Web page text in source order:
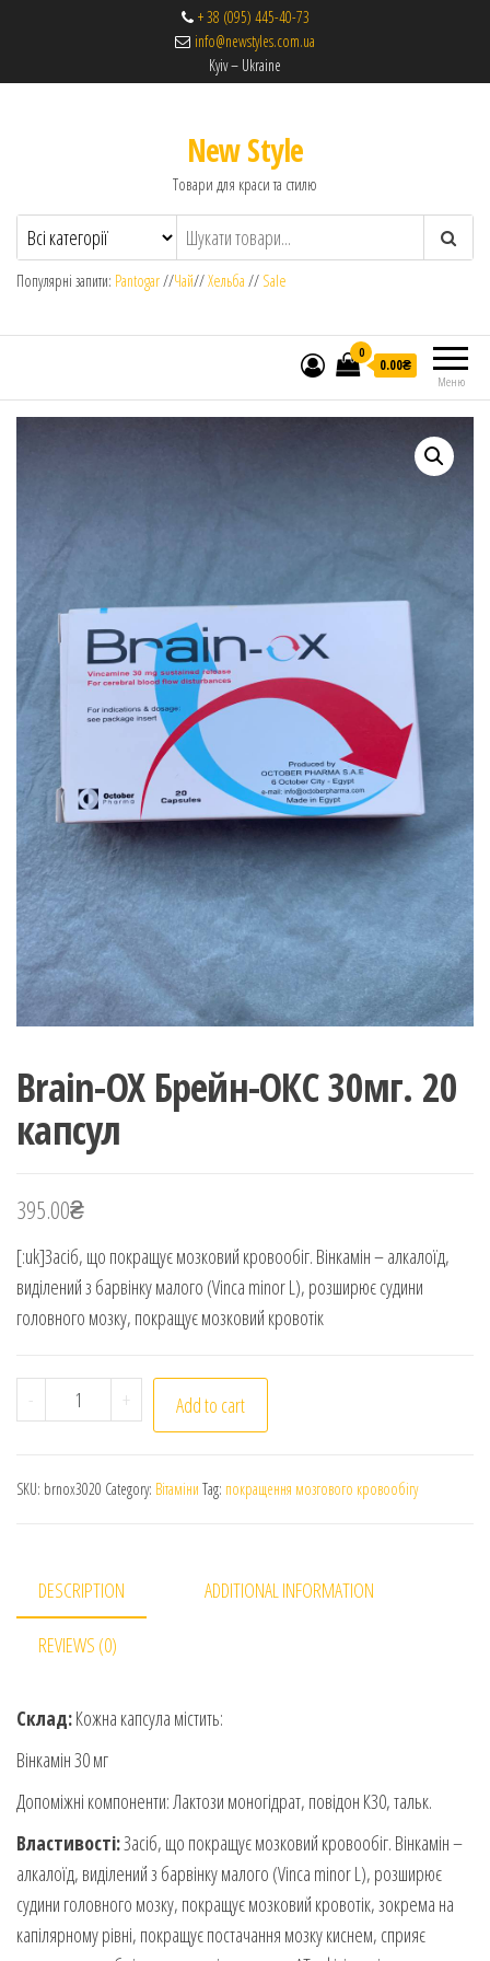
+ 38 (095) 445-40-73
info@newstyles.com.ua
Kyiv – Ukraine
New Style
Товари для краси та стилю
Популярні запити: Pantogar//Чай//Хельба // Sale
Меню
0
0.00₴
Brain-OX Брейн-ОКС 30мг. 20
капсул
395.00₴
[:uk]Засіб, що покращує мозковий кровообіг. Вінкамін – алкалоїд,
виділений з барвінку малого (Vinca minor L), розширює судини
головного мозку, покращує мозковий кровотік
- Brain-OX Брейн-ОКС 30мг. 20 капсул quantity
+ Add to cart
SKU: brnox3020 Category: Вітаміни Tag: покращення мозгового кровообігу
DESCRIPTION ADDITIONAL INFORMATION
REVIEWS (0)
Склад:Кожна капсула містить:
Вінкамін 30 мг
Допоміжні компоненти: Лактози моногідрат, повідон К30, тальк.
Властивості:Засіб, що покращує мозковий кровообіг. Вінкамін –
алкалоїд, виділений з барвінку малого (Vinca minor L), розширює
судини головного мозку, покращує мозковий кровотік, зокрема на
капілярному рівні, покращує постачання мозку киснем, сприяє